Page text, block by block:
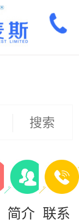
搜索
简介 联系